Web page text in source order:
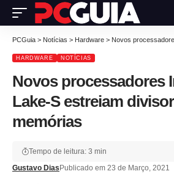
PCGuia > Notícias > Hardware > Novos processadores Intel
HARDWARE NOTÍCIAS
Novos processadores
Lake-S estreiam
memórias
Gustavo Dias Publicado em 23 de Março, 2021
Tempo de leitura: 3 min